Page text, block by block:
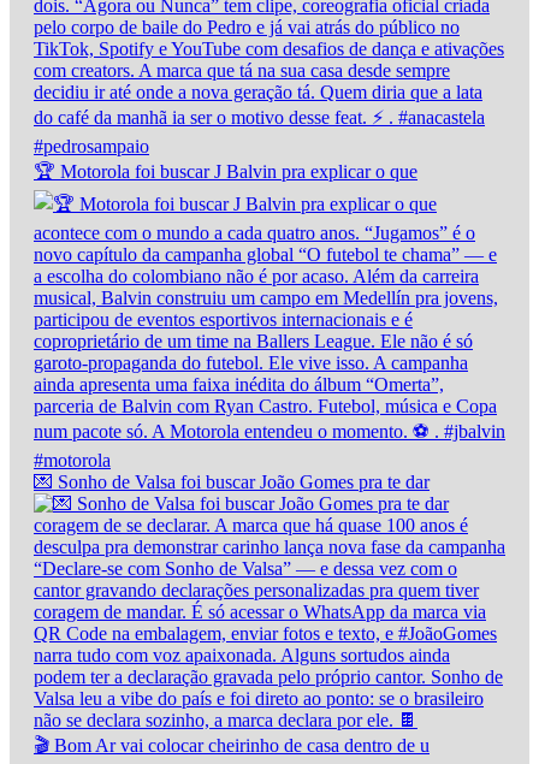
🏆 Motorola foi buscar J Balvin pra explicar o que
💌 Sonho de Valsa foi buscar João Gomes pra te dar
🎬 Bom Ar vai colocar cheirinho de casa dentro de u